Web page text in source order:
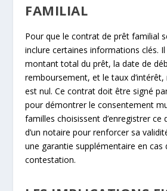
FAMILIAL
Pour que le contrat de prêt familial
inclure certaines informations clés.
montant total du prêt, la date de
remboursement, et le taux
est nul. Ce contrat doit être signé
pour démontrer le consentement
familles choisissent d’enregistrer ce
d’un notaire pour renforcer sa
une garantie supplémentaire en cas
contestation.